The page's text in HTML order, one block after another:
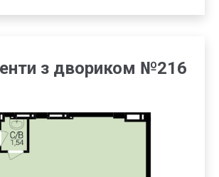
з двориком №216